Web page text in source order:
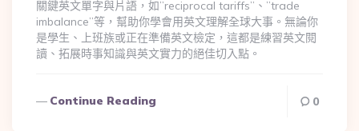
關鍵英文單字與片語，如”reciprocal tariffs”、”trade
imbalance”等，幫助你學會用英文理解全球大事。無論你
是學生、上班族或正在準備英文檢定，這都是練習英文閱
讀、拓展時事知識與英文實力的絕佳切入點。
Continue Reading 0